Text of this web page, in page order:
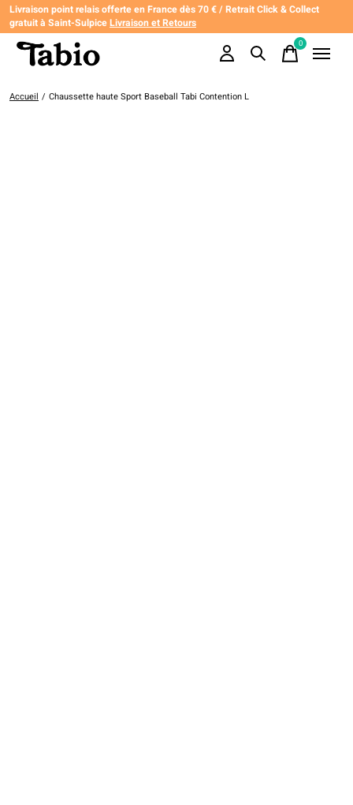
Livraison point relais offerte en France dès 70 € / Retrait Click & Collect
gratuit à Saint-SulpiceLivraison et Retours
0items
Accueil / Chaussette haute Sport Baseball Tabi Contention L